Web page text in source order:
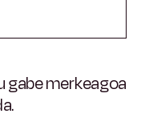
merkeagoa